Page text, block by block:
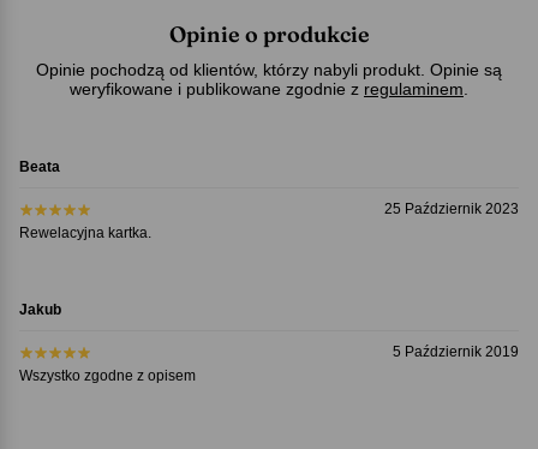
Opinie o produkcie
Opinie pochodzą od klientów, którzy nabyli produkt. Opinie są
weryfikowane i publikowane zgodnie z regulaminem
Beata
25 Październik 2023
Rewelacyjna kartka.
Jakub
5 Październik 2019
Wszystko zgodne z opisem